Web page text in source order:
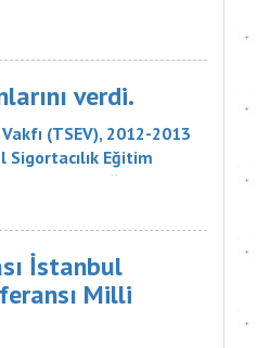
karar verdi. Sigorta
verdi.
(TSEV), 2012-2013
Sigortacılık Eğitim
Eğitim
mezun etti. Sigorta
İstanbul
Milli